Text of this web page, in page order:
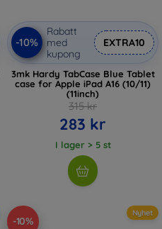
-10%
Rabatt
med
kupong
EXTRA10
3mk Hardy TabCase Blue Tablet
case for Apple iPad A16 (10/11)
(11inch)
315 kr
283 kr
I lager > 5 st
-10%
Nyhet